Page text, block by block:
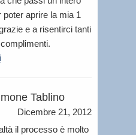
poter aprire la mia 1
e a risentirci tanti
Tablino
Dicembre 21, 2012
il processo è molto